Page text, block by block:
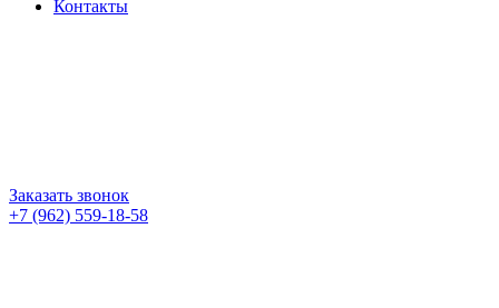
Контакты
Заказать звонок
+7 (962) 559-18-58